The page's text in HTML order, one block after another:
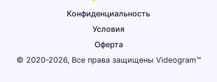
© 2020-2026, Все права защищены Videogram™
Оферта
Условия
Конфиденциальность